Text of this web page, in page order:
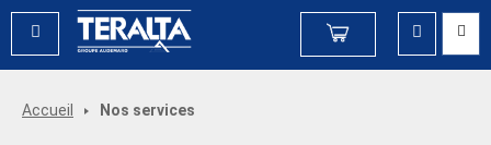
Accueil Nos services